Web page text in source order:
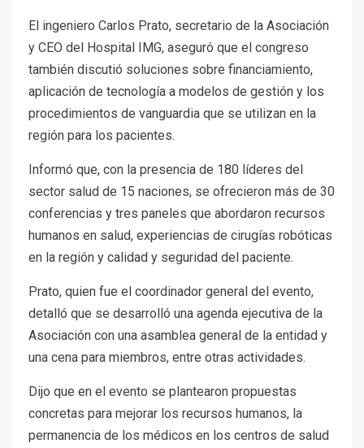
El ingeniero Carlos Prato, secretario de la Asociación
y CEO del Hospital IMG, aseguró que el congreso
también discutió soluciones sobre financiamiento,
aplicación de tecnología a modelos de gestión y los
procedimientos de vanguardia que se utilizan en la
región para los pacientes.
Informó que, con la presencia de 180 líderes del
sector salud de 15 naciones, se ofrecieron más de 30
conferencias y tres paneles que abordaron recursos
humanos en salud, experiencias de cirugías robóticas
en la región y calidad y seguridad del paciente.
Prato, quien fue el coordinador general del evento,
detalló que se desarrolló una agenda ejecutiva de la
Asociación con una asamblea general de la entidad y
una cena para miembros, entre otras actividades.
Dijo que en el evento se plantearon propuestas
concretas para mejorar los recursos humanos, la
permanencia de los médicos en los centros de salud